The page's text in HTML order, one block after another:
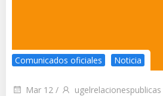
Comunicados oficiales Noticia
Mar 12 / ugelrelacionespublicas